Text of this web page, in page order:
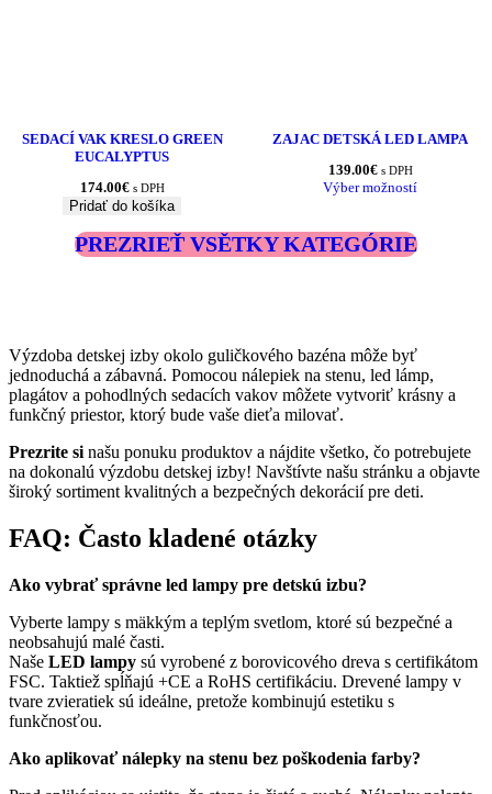
SEDACÍ VAK KRESLO GREEN
EUCALYPTUS
174.00€ s DPH
Pridať do košíka
ZAJAC DETSKÁ LED LAMPA
139.00€ s DPH
Výber možností
PREZRIEŤ VSĚTKY KATEGÓRIE
Výzdoba detskej izby okolo guličkového bazéna môže byť
jednoduchá a zábavná. Pomocou nálepiek na stenu, led lámp,
plagátov a pohodlných sedacích vakov môžete vytvoriť krásny a
funkčný priestor, ktorý bude vaše dieťa milovať.
Prezrite si našu ponuku produktov a nájdite všetko, čo potrebujete
na dokonalú výzdobu detskej izby! Navštívte našu stránku a objavte
široký sortiment kvalitných a bezpečných dekorácií pre deti.
FAQ: Často kladené otázky
Ako vybrať správne led lampy pre detskú izbu?
Vyberte lampy s mäkkým a teplým svetlom, ktoré sú bezpečné a
neobsahujú malé časti.
Naše LED lampy sú vyrobené z borovicového dreva s certifikátom
FSC. Taktiež spĺňajú +CE a RoHS certifikáciu. Drevené lampy v
tvare zvieratiek sú ideálne, pretože kombinujú estetiku s
funkčnosťou.
Ako aplikovať nálepky na stenu bez poškodenia farby?